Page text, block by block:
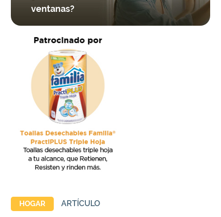
ventanas?
HOGAR ARTÍCULO